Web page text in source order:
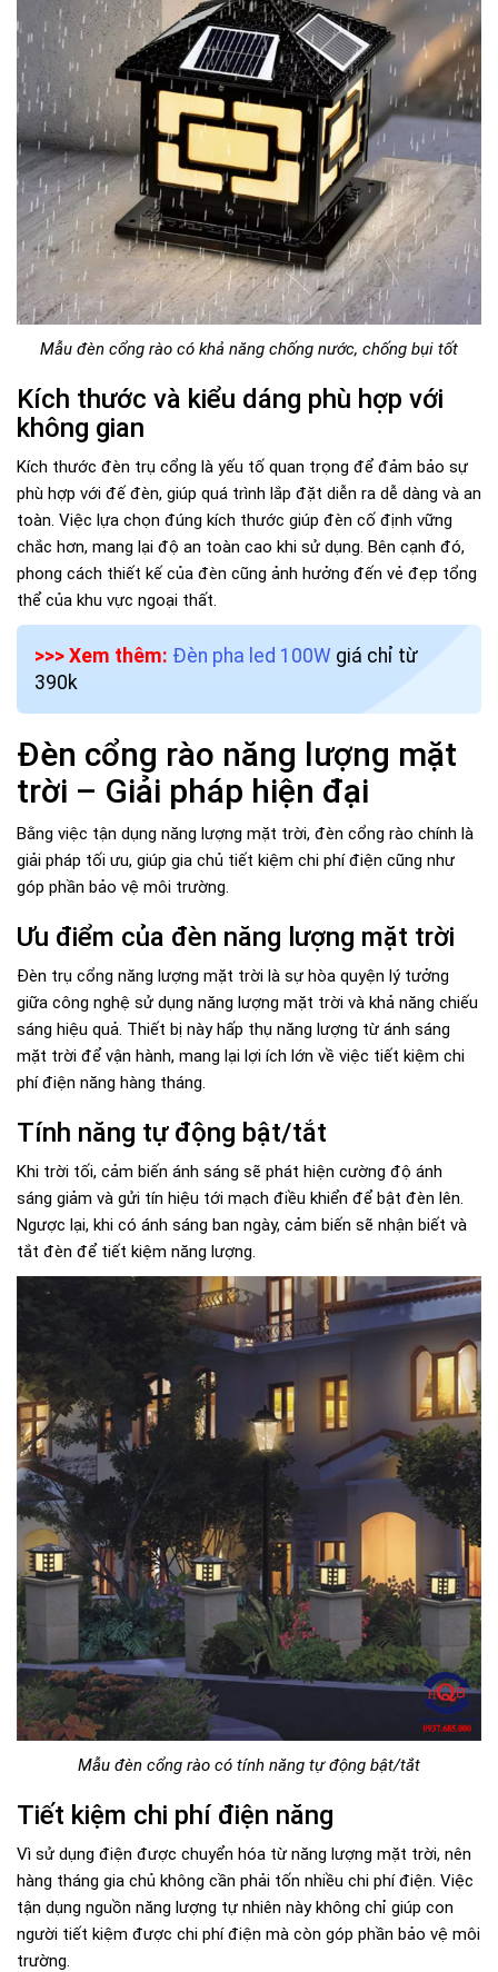
Mẫu đèn cổng rào có khả năng chống nước, chống bụi tốt
Kích thước và kiểu dáng phù hợp với
không gian
Kích thước đèn trụ cổng là yếu tố quan trọng để đảm bảo sự
phù hợp với đế đèn, giúp quá trình lắp đặt diễn ra dễ dàng và an
toàn. Việc lựa chọn đúng kích thước giúp đèn cố định vững
chắc hơn, mang lại độ an toàn cao khi sử dụng. Bên cạnh đó,
phong cách thiết kế của đèn cũng ảnh hưởng đến vẻ đẹp tổng
thể của khu vực ngoại thất.
>>> Xem thêm: Đèn pha led 100W giá chỉ từ
390k
Đèn cổng rào năng lượng mặt
trời – Giải pháp hiện đại
Bằng việc tận dụng năng lượng mặt trời, đèn cổng rào chính là
giải pháp tối ưu, giúp gia chủ tiết kiệm chi phí điện cũng như
góp phần bảo vệ môi trường.
Ưu điểm của đèn năng lượng mặt trời
Đèn trụ cổng năng lượng mặt trời là sự hòa quyện lý tưởng
giữa công nghệ sử dụng năng lượng mặt trời và khả năng chiếu
sáng hiệu quả. Thiết bị này hấp thụ năng lượng từ ánh sáng
mặt trời để vận hành, mang lại lợi ích lớn về việc tiết kiệm chi
phí điện năng hàng tháng.
Tính năng tự động bật/tắt
Khi trời tối, cảm biến ánh sáng sẽ phát hiện cường độ ánh
sáng giảm và gửi tín hiệu tới mạch điều khiển để bật đèn lên.
Ngược lại, khi có ánh sáng ban ngày, cảm biến sẽ nhận biết và
tắt đèn để tiết kiệm năng lượng.
Mẫu đèn cổng rào có tính năng tự động bật/tắt
Tiết kiệm chi phí điện năng
Vì sử dụng điện được chuyển hóa từ năng lượng mặt trời, nên
hàng tháng gia chủ không cần phải tốn nhiều chi phí điện. Việc
tận dụng nguồn năng lượng tự nhiên này không chỉ giúp con
người tiết kiệm được chi phí điện mà còn góp phần bảo vệ môi
trường.